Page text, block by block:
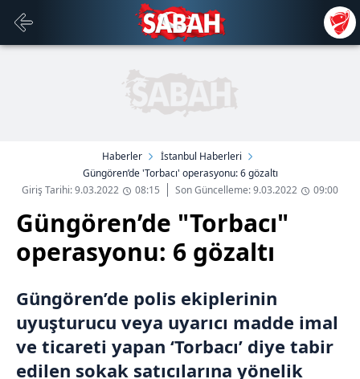
Haberler
İstanbul Haberleri
Güngören’de 'Torbacı' operasyonu: 6 gözaltı
Giriş Tarihi: 9.03.2022
08:15 Son Güncelleme: 9.03.2022 09:00
Güngören’de "Torbacı"
operasyonu: 6 gözaltı
Güngören’de polis ekiplerinin
uyuşturucu veya uyarıcı madde imal
ve ticareti yapan ‘Torbacı’ diye tabir
edilen sokak satıcılarına yönelik